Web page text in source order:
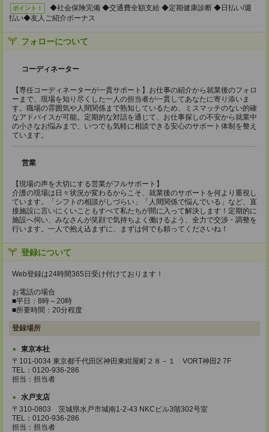
ポイント！
◆社会保険完備 ◆交通費全額支給 ◆定期健康診断 ◆日払い/週
払い◆友人ご紹介ボーナス
フォローについて
コーディネーター
【専任コーディネーターが一貫サポート】お仕事の紹介から就業後のフォロ
ーまで、現場を知り尽くした一人の担当者が一貫してあなたに寄り添いま
す。職場の雰囲気や人間関係まで熟知しているため、ミスマッチのない的確
なアドバイスが可能。定期的な対話を通じて、お仕事探しの不安から就業中
の小さなお悩みまで、いつでも気軽に相談できる安心のサポート体制を整え
ています。
営業
【現場の声を大切にする営業がフルサポート】
介護の現場は日々状況が変わるからこそ、就業後のサポートを何より重視し
ています。「シフトの相談がしづらい」「人間関係で悩んでいる」など、直
接施設に言いにくいこともすべて私たちが間に入って解決します！定期的に
施設へ伺い、みなさんが笑顔で気持ちよく働けるよう、全力で交渉・調整を
行います。一人で抱え込まずに、まずは何でも頼ってくださいね！
登録について
Web登録は24時間365日受け付けております！
お電話の場合
■平日：8時～20時
■所要時間：20分程度
登録場所
東京本社
〒101-0034 東京都千代田区神田東紺屋町２８－１ VORT神田2 7F
TEL：0120-936-286
担当：担当者
水戸支店
〒310-0803 茨城県水戸市城南1-2-43 NKCビル3階302号室
TEL：0120-936-286
担当：担当者